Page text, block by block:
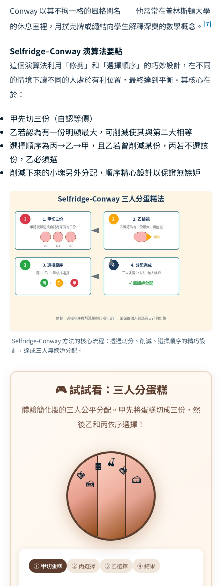
Conway 以其不拘一格的風格聞名——他常常在普林斯頓大學
的休息室裡，用撲克牌或繩結向學生解釋深奧的數學概念。 [7]
Selfridge–Conway 演算法要點
這個演算法利用「修剪」和「選擇順序」的巧妙設計，在不同
的情境下讓不同的人處於有利位置，最終達到平衡。其核心在
於：
甲先切三份（自認等價）
乙若認為有一份明顯最大，可削減使其與第二大相等
選擇順序為丙→乙→甲，且乙若曾削減某份，丙若不選該
份，乙必須選
削減下來的小塊另外分配，順序精心設計以保證無嫉妒
Selfridge-Conway 方法的核心流程：透過切分、削減、選擇順序的精巧設
計，達成三人無嫉妒分配。
🎮 試試看：三人分蛋糕
體驗簡化版的三人公平分配。甲先將蛋糕切成三份，然
後乙和丙依序選擇！
🍓 🍓
🍫
🍰
🍒
🍰
① 甲切蛋糕 ② 丙選擇 ③ 乙選擇 ④ 結果